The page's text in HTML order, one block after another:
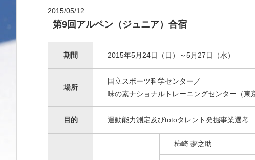
2015/05/12
第9回アルペン（ジュニア）合宿
期間 2015年5月24日（日）～5月27日（水）
場所
国立スポーツ科学センター／
味の素ナショナルトレーニングセンター（東
目的 運動能力測定及びtotoタレント発掘事業選考
柿崎 夢之助